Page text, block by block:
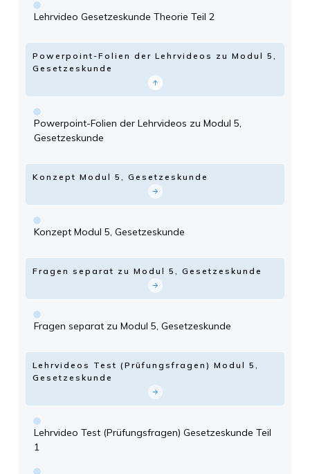
Lehrvideo Gesetzeskunde Theorie Teil 2
Powerpoint-Folien der Lehrvideos zu Modul 5,
Gesetzeskunde
Powerpoint-Folien der Lehrvideos zu Modul 5,
Gesetzeskunde
Konzept Modul 5, Gesetzeskunde
Konzept Modul 5, Gesetzeskunde
Fragen separat zu Modul 5, Gesetzeskunde
Fragen separat zu Modul 5, Gesetzeskunde
Lehrvideos Test (Prüfungsfragen) Modul 5,
Gesetzeskunde
Lehrvideo Test (Prüfungsfragen) Gesetzeskunde Teil
1